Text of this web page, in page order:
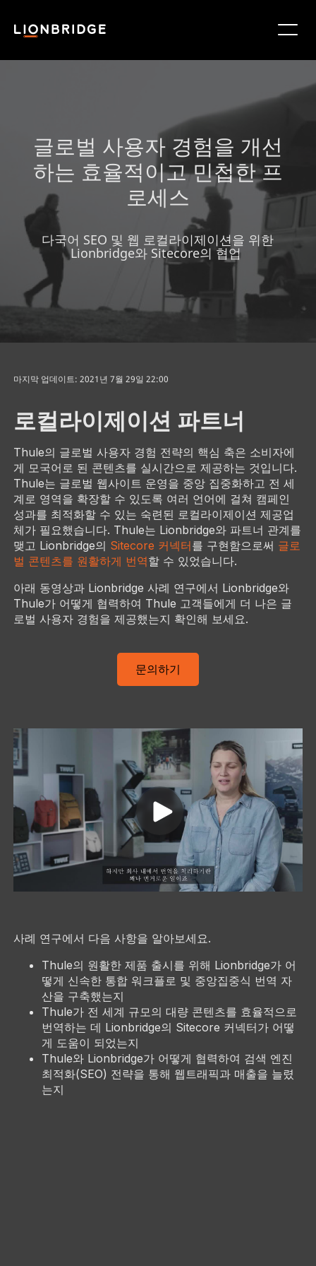
글로벌 사용자 경험을 개선
하는 효율적이고 민첩한 프
로세스
다국어 SEO 및 웹 로컬라이제이션을 위한
Lionbridge와 Sitecore의 협업
마지막 업데이트: 2021년 7월 29일 22:00
로컬라이제이션 파트너
Thule의 글로벌 사용자 경험 전략의 핵심 축은 소비자에
게 모국어로 된 콘텐츠를 실시간으로 제공하는 것입니다.
Thule는 글로벌 웹사이트 운영을 중앙 집중화하고 전 세
계로 영역을 확장할 수 있도록 여러 언어에 걸쳐 캠페인
성과를 최적화할 수 있는 숙련된 로컬라이제이션 제공업
체가 필요했습니다. Thule는 Lionbridge와 파트너 관계를
맺고 Lionbridge의 Sitecore 커넥터를 구현함으로써 글로
벌 콘텐츠를 원활하게 번역할 수 있었습니다.
아래 동영상과 Lionbridge 사례 연구에서 Lionbridge와
Thule가 어떻게 협력하여 Thule 고객들에게 더 나은 글
로벌 사용자 경험을 제공했는지 확인해 보세요.
문의하기
사례 연구에서 다음 사항을 알아보세요.
Thule의 원활한 제품 출시를 위해 Lionbridge가 어
떻게 신속한 통합 워크플로 및 중앙집중식 번역 자
산을 구축했는지
Thule가 전 세계 규모의 대량 콘텐츠를 효율적으로
번역하는 데 Lionbridge의 Sitecore 커넥터가 어떻
게 도움이 되었는지
Thule와 Lionbridge가 어떻게 협력하여 검색 엔진
최적화(SEO) 전략을 통해 웹트래픽과 매출을 늘렸
는지